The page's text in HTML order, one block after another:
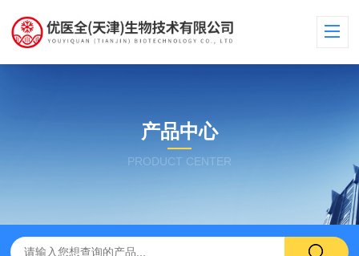
产品中心
PRODUCT CENTER